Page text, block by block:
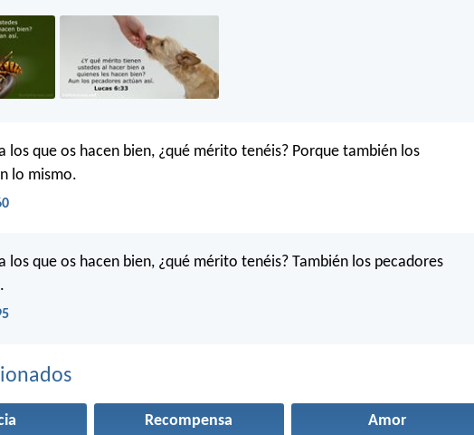
los que os hacen bien, ¿qué mérito tenéis? Porque también los
lo mismo.
los que os hacen bien, ¿qué mérito tenéis? También los pecadores
Recompensa Amor